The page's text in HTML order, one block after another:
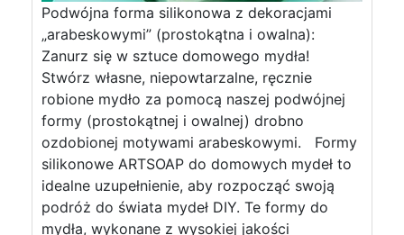
Podwójna forma silikonowa z dekoracjami
„arabeskowymi” (prostokątna i owalna):
Zanurz się w sztuce domowego mydła!
Stwórz własne, niepowtarzalne, ręcznie
robione mydło za pomocą naszej podwójnej
formy (prostokątnej i owalnej) drobno
ozdobionej motywami arabeskowymi. Formy
silikonowe ARTSOAP do domowych mydeł to
idealne uzupełnienie, aby rozpocząć swoją
podróż do świata mydeł DIY. Te formy do
mydła, wykonane z wysokiej jakości